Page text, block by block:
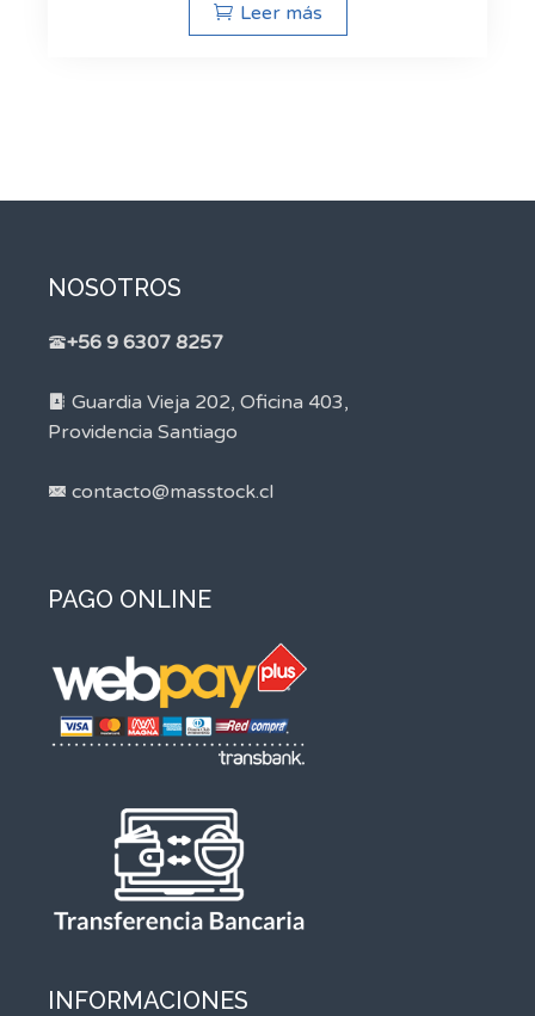
Leer más
NOSOTROS
+56 9 6307 8257
Guardia Vieja 202, Oficina 403,
Providencia Santiago
contacto@masstock.cl
PAGO ONLINE
INFORMACIONES